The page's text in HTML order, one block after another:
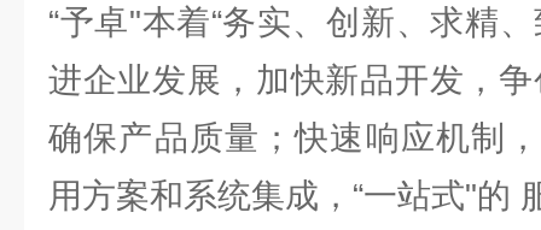
“予卓"本着“务实、创新、求精
进企业发展，加快新品开发，
确保产品质量；快速响应机制
用方案和系统集成，“一站式"的